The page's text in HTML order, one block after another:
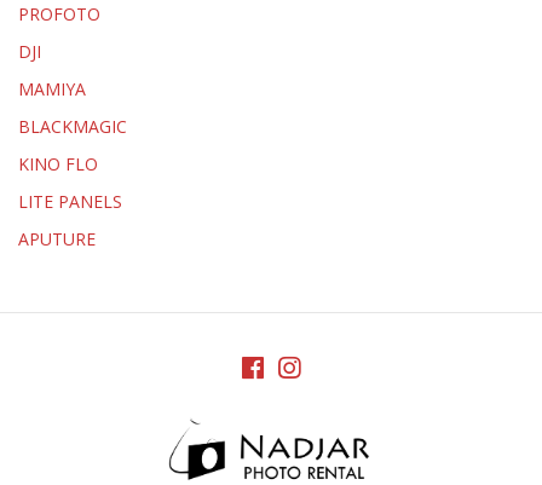
PROFOTO
DJI
MAMIYA
BLACKMAGIC
KINO FLO
LITE PANELS
APUTURE